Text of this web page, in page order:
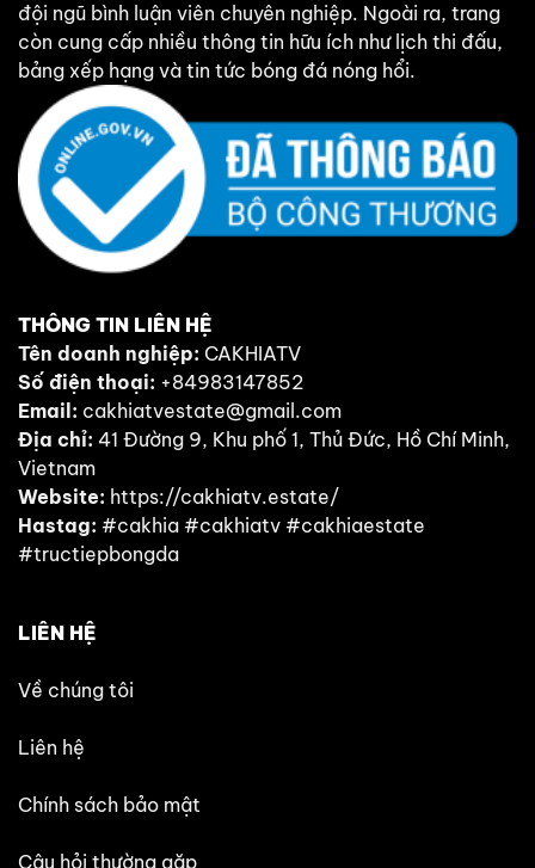
đội ngũ bình luận viên chuyên nghiệp. Ngoài ra, trang
còn cung cấp nhiều thông tin hữu ích như lịch thi đấu,
bảng xếp hạng và tin tức bóng đá nóng hổi.
THÔNG TIN LIÊN HỆ
Tên doanh nghiệp: CAKHIATV
Số điện thoại: +84983147852
Email: cakhiatvestate@gmail.com
Địa chỉ: 41 Đường 9, Khu phố 1, Thủ Đức, Hồ Chí Minh,
Vietnam
Website: https://cakhiatv.estate/
Hastag: #cakhia #cakhiatv #cakhiaestate
#tructiepbongda
LIÊN HỆ
Về chúng tôi
Liên hệ
Chính sách bảo mật
Câu hỏi thường gặp